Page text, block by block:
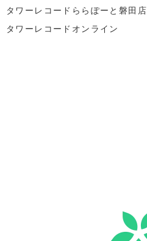
タワーレコードららぽーと磐田店
タワーレコードオンライン